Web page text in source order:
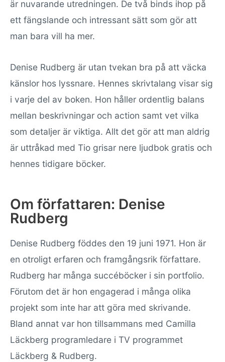
är nuvarande utredningen. De två binds ihop på
ett fängslande och intressant sätt som gör att
man bara vill ha mer.
Denise Rudberg är utan tvekan bra på att väcka
känslor hos lyssnare. Hennes skrivtalang visar sig
i varje del av boken. Hon håller ordentlig balans
mellan beskrivningar och action samt vet vilka
som detaljer är viktiga. Allt det gör att man aldrig
är uttråkad med Tio grisar nere ljudbok gratis och
hennes tidigare böcker.
Om författaren: Denise
Rudberg
Denise Rudberg föddes den 19 juni 1971. Hon är
en otroligt erfaren och framgångsrik författare.
Rudberg har många succéböcker i sin portfolio.
Förutom det är hon engagerad i många olika
projekt som inte har att göra med skrivande.
Bland annat var hon tillsammans med Camilla
Läckberg programledare i TV programmet
Läckberg & Rudberg.